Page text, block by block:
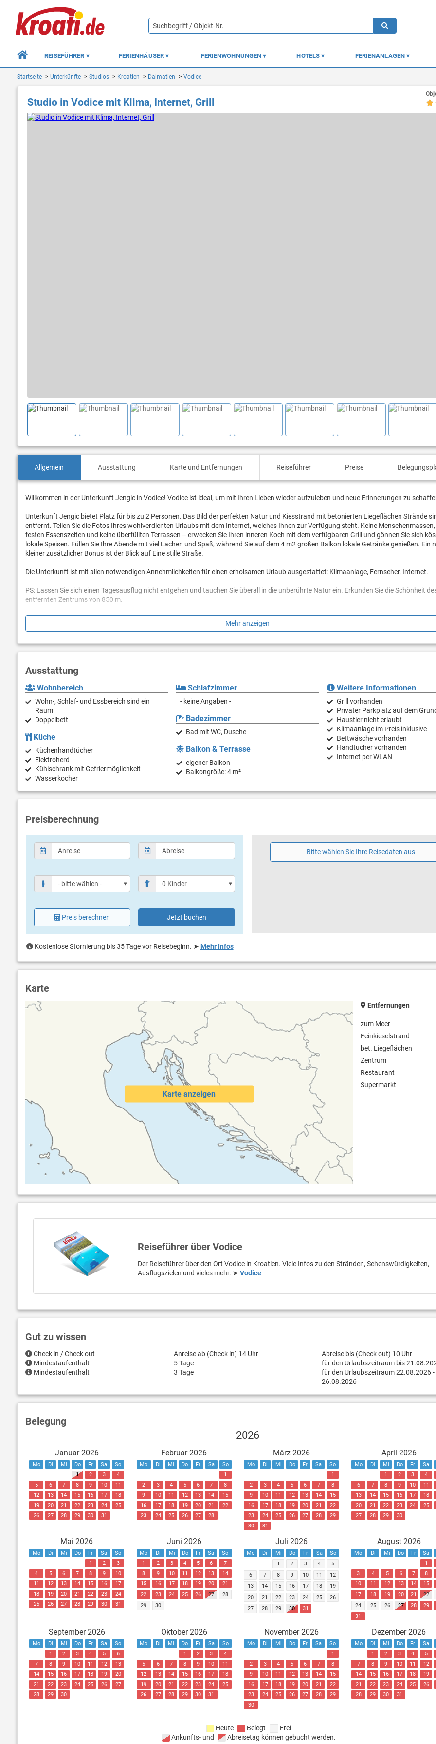
REISEFÜHRER FERIENHÄUSER FERIENWOHNUNGEN HOTELS FERIENANLAGEN
Startseite Unterkünfte Studios Kroatien Dalmatien Vodice
Studio in Vodice mit Klima, Internet, Grill
Allgemein Ausstattung Karte und Entfernungen Reiseführer Preise
Willkommen in der Unterkunft Jengic in Vodice! Vodice ist ideal, um mit Ihren Lieben wieder aufzuleben und neue Erinnerungen zu
Unterkunft Jengic bietet Platz für bis zu 2 Personen. Das Bild der perfekten Natur und Kiesstrand mit betonierten Liegeflächen Strände
entfernt. Teilen Sie die Fotos Ihres wohlverdienten Urlaubs mit dem Internet, welches Ihnen zur Verfügung steht. Keine Menschenmassen,
festen Essenszeiten und keine überfüllten Terrassen – erwecken Sie Ihren inneren Koch mit dem verfügbaren Grill und gönnen Sie sich
lokale Speisen. Füllen Sie Ihre Abende mit viel Lachen und Spaß, während Sie auf dem 4 m2 großen Balkon lokale Getränke genießen. Ein
kleiner zusätzlicher Bonus ist der Blick auf Eine stille Straße.
Die Unterkunft ist mit allen notwendigen Annehmlichkeiten für einen erholsamen Urlaub ausgestattet: Klimaanlage, Fernseher, Internet.
PS: Lassen Sie sich einen Tagesausflug nicht entgehen und tauchen Sie überall in die unberührte Natur ein. Erkunden Sie die Schönheit
entfernten Zentrums von 850 m.
Sind Sie bereit, Ihren Traumurlaub Wirklichkeit werden zu lassen? Buchen Sie Unterkunft Jengic, solange noch verfügbar.
Mehr anzeigen
Ausstattung
Wohnbereich
Wohn-, Schlaf- und Essbereich sind ein
Raum
Doppelbett
Küche
Küchenhandtücher
Elektroherd
Kühlschrank mit Gefriermöglichkeit
Wasserkocher
Schlafzimmer
- keine Angaben -
Badezimmer
Bad mit WC, Dusche
Balkon & Terrasse
eigener Balkon
Balkongröße: 4 m²
Weitere Informationen
Grill vorhanden
Privater Parkplatz auf dem
Haustier nicht erlaubt
Klimaanlage im Preis inklusive
Bettwäsche vorhanden
Handtücher vorhanden
Internet per WLAN
Preisberechnung
Preis berechnen Jetzt buchen
Kostenlose Stornierung bis 35 Tage vor Reisebeginn. ➤ Mehr Infos
Bitte wählen Sie Ihre Reisedaten aus
Karte
Karte anzeigen
Entfernungen
zum Meer
Feinkieselstrand
bet. Liegeflächen
Zentrum
Restaurant
Supermarkt
Reiseführer über Vodice
Der Reiseführer über den Ort Vodice in Kroatien. Viele Infos zu den Stränden, Sehenswürdigkeiten,
Ausflugszielen und vieles mehr. ➤Vodice
Gut zu wissen
Check in / Check out Anreise ab (Check in) 14 Uhr
Abreise bis (Check out) 10 Uhr
Mindestaufenthalt
5 Tage
für den Urlaubszeitraum bis
Mindestaufenthalt
3 Tage
für den Urlaubszeitraum 22.08.2026 -
26.08.2026
Belegung
2026
Januar 2026
Mo Di Mi Do Fr Sa
So
1
2 3
4
5
6 7 8 9 10
11
12
13 14 15 16 17
18
19
20 21 22 23 24
25
26
27 28 29 30 31
Februar 2026
Mo Di Mi Do Fr Sa
So
1
2
3 4 5 6 7
8
9
10 11 12 13 14
15
16
17 18 19 20 21
22
23
24 25 26 27 28
März 2026
Mo Di Mi Do Fr Sa
So
1
2
3 4 5 6 7
8
9
10 11 12 13 14
15
16
17 18 19 20 21
22
23
24 25 26 27 28
29
30
31
April 2026
Mo Di Mi Do Fr Sa
1
2 3 4
6
7 8 9 10 11
13
14 15 16 17 18
20
21 22 23 24 25
27
28 29 30
Mai 2026
Mo Di Mi Do Fr Sa
So
1
2
3
4
5 6 7 8 9
10
11
12 13 14 15 16
17
18
19 20 21 22 23
24
25
26 27 28 29 30 31
Juni 2026
Mo Di Mi Do Fr Sa
So
1
2 3 4 5 6
7
8
9 10 11 12 13
14
15
16 17 18 19 20
21
22
23 24 25 26 27
28
29
30
Juli 2026
Mo Di Mi Do Fr Sa
So
1
2 3 4
5
6
7 8 9 10 11
12
13
14 15 16 17 18
19
20
21 22 23 24 25
26
27
28 29 30 31
August 2026
Mo Di Mi Do Fr Sa
1
3
4 5 6 7 8
10
11 12 13 14 15
17
18 19 20 21 22
24
25 26 27 28 29
31
September 2026
Mo Di Mi Do Fr Sa
So
1
2 3 4 5
6
7
8 9 10 11 12
13
14
15 16 17 18 19
20
21
22 23 24 25 26
27
28
29 30
Oktober 2026
Mo Di Mi Do Fr Sa
So
1
2 3
4
5
6 7 8 9 10
11
12
13 14 15 16 17
18
19
20 21 22 23 24
25
26
27 28 29 30 31
November 2026
Mo Di Mi Do Fr Sa
So
1
2
3 4 5 6 7
8
9
10 11 12 13 14
15
16
17 18 19 20 21
22
23
24 25 26 27 28
29
30
Dezember 2026
Mo Di Mi Do Fr Sa
1
2 3 4 5
7
8 9 10 11 12
14
15 16 17 18 19
21
22 23 24 25 26
28
29 30 31
Heute Belegt
Frei
Ankunfts- und
Abreisetag können gebucht werden.